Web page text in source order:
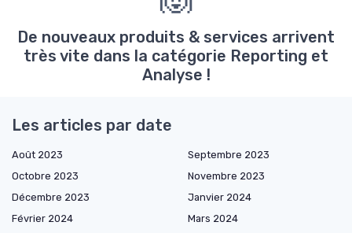
De nouveaux produits & services arrivent
très vite dans la catégorie Reporting et
Analyse !
Les articles par date
Août 2023
Septembre 2023
Octobre 2023
Novembre 2023
Décembre 2023
Janvier 2024
Février 2024
Mars 2024